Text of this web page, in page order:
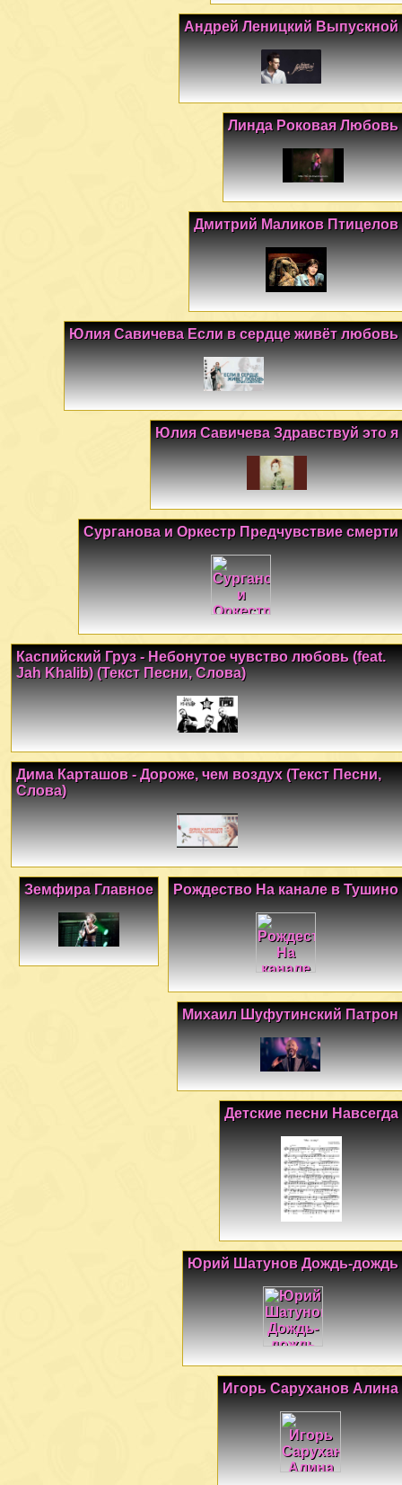
Андрей Леницкий Выпускной
Линда Роковая Любовь
Дмитрий Маликов Птицелов
Юлия Савичева Если в сердце живёт любовь
Юлия Савичева Здравствуй это я
Сурганова и Оркестр Предчувствие смерти
Каспийский Груз - Небонутое чувство любовь (feat.
Jah Khalib) (Текст Песни, Слова)
Дима Карташов - Дороже, чем воздух (Текст Песни,
Слова)
Рождество На канале в Тушино
Земфира Главное
Михаил Шуфутинский Патрон
Детские песни Навсегда
Юрий Шатунов Дождь-дождь
Игорь Саруханов Алина